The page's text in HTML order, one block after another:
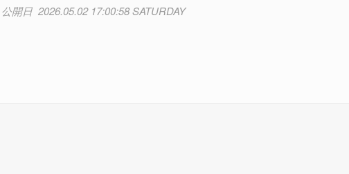
2026.05.02 17:00:58 SATURDAY